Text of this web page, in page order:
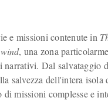
e missioni contenute in
, una zona
narrativi. Dal salvataggio
salvezza dell'intera
missioni complesse e